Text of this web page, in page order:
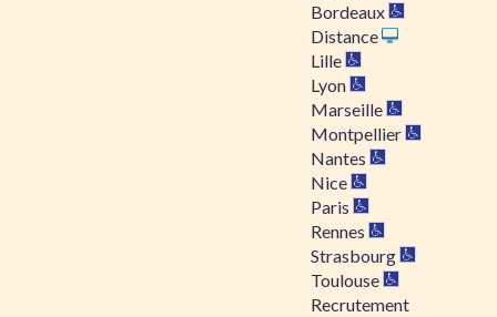
Bordeaux
Distance
Lille
Lyon
Marseille
Montpellier
Nantes
Nice
Paris
Rennes
Strasbourg
Toulouse
Recrutement